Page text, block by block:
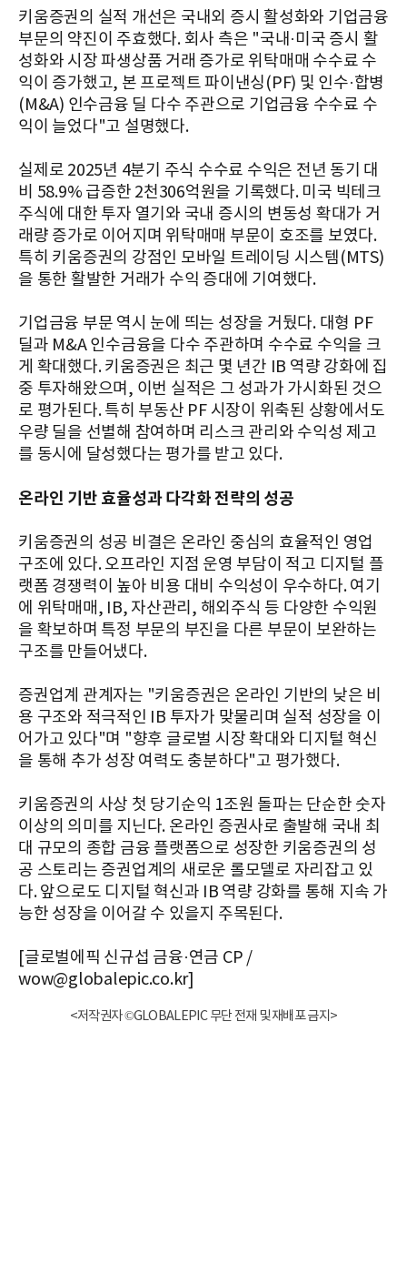
키움증권의 실적 개선은 국내외 증시 활성화와 기업금융
부문의 약진이 주효했다. 회사 측은 "국내·미국 증시 활
성화와 시장 파생상품 거래 증가로 위탁매매 수수료 수
익이 증가했고, 본 프로젝트 파이낸싱(PF) 및 인수·합병
(M&A) 인수금융 딜 다수 주관으로 기업금융 수수료 수
익이 늘었다"고 설명했다.
실제로 2025년 4분기 주식 수수료 수익은 전년 동기 대
비 58.9% 급증한 2천306억원을 기록했다. 미국 빅테크
주식에 대한 투자 열기와 국내 증시의 변동성 확대가 거
래량 증가로 이어지며 위탁매매 부문이 호조를 보였다.
특히 키움증권의 강점인 모바일 트레이딩 시스템(MTS)
을 통한 활발한 거래가 수익 증대에 기여했다.
기업금융 부문 역시 눈에 띄는 성장을 거뒀다. 대형 PF
딜과 M&A 인수금융을 다수 주관하며 수수료 수익을 크
게 확대했다. 키움증권은 최근 몇 년간 IB 역량 강화에 집
중 투자해왔으며, 이번 실적은 그 성과가 가시화된 것으
로 평가된다. 특히 부동산 PF 시장이 위축된 상황에서도
우량 딜을 선별해 참여하며 리스크 관리와 수익성 제고
를 동시에 달성했다는 평가를 받고 있다.
온라인 기반 효율성과 다각화 전략의 성공
키움증권의 성공 비결은 온라인 중심의 효율적인 영업
구조에 있다. 오프라인 지점 운영 부담이 적고 디지털 플
랫폼 경쟁력이 높아 비용 대비 수익성이 우수하다. 여기
에 위탁매매, IB, 자산관리, 해외주식 등 다양한 수익원
을 확보하며 특정 부문의 부진을 다른 부문이 보완하는
구조를 만들어냈다.
증권업계 관계자는 "키움증권은 온라인 기반의 낮은 비
용 구조와 적극적인 IB 투자가 맞물리며 실적 성장을 이
어가고 있다"며 "향후 글로벌 시장 확대와 디지털 혁신
을 통해 추가 성장 여력도 충분하다"고 평가했다.
키움증권의 사상 첫 당기순익 1조원 돌파는 단순한 숫자
이상의 의미를 지닌다. 온라인 증권사로 출발해 국내 최
대 규모의 종합 금융 플랫폼으로 성장한 키움증권의 성
공 스토리는 증권업계의 새로운 롤모델로 자리잡고 있
다. 앞으로도 디지털 혁신과 IB 역량 강화를 통해 지속 가
능한 성장을 이어갈 수 있을지 주목된다.
[글로벌에픽 신규섭 금융·연금 CP /
wow@globalepic.co.kr]
<저작권자 ©GLOBALEPIC 무단 전재 및 재배포 금지>